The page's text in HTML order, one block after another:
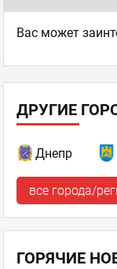
Ваc может
ДРУГИЕ
Днепр
все города/
ГОРЯЧИЕ